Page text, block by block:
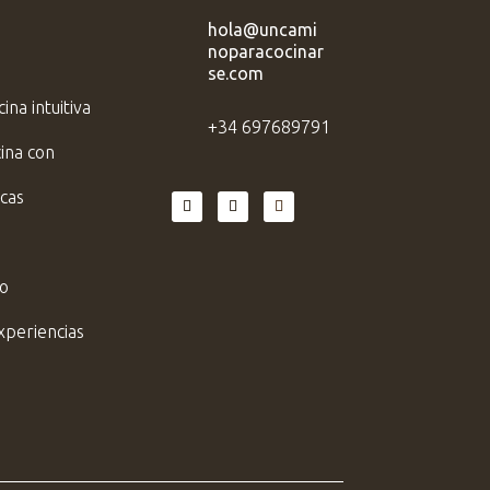
intuitiva
con
hola@uncami
noparacocinar
se.com
+34 697689791